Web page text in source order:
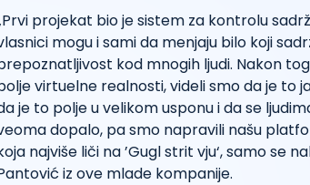
projekat bio je sistem za kontrolu
mogu i sami da menjaju bilo koji
kod mnogih ljudi. Nakon
virtuelne realnosti, videli smo da je to
je to polje u velikom usponu i da se
dopalo, pa smo napravili našu
najviše liči na ’Gugl strit vju‘, samo se
iz ove mlade kompanije.